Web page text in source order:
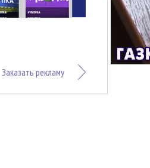
Заказать рекламу